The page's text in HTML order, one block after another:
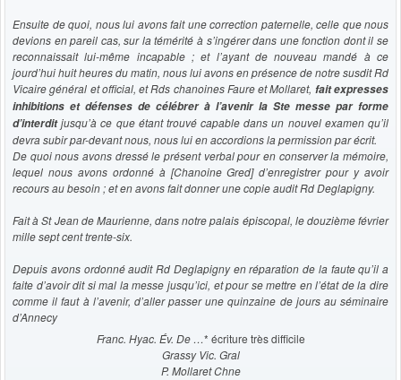
Ensuite de quoi, nous lui avons fait une correction paternelle, celle que nous
devions en pareil cas, sur la témérité à s’ingérer dans une fonction dont il se
reconnaissait lui-même incapable ; et l’ayant de nouveau mandé à ce
jourd’hui huit heures du matin, nous lui avons en présence de notre susdit Rd
Vicaire général et official, et Rds chanoines Faure et Mollaret, fait expresses
inhibitions et défenses de célébrer à l’avenir la Ste messe par forme
d’interditjusqu’à ce que étant trouvé capable dans un nouvel examen qu’il
devra subir par-devant nous, nous lui en accordions la permission par écrit.
De quoi nous avons dressé le présent verbal pour en conserver la mémoire,
lequel nous avons ordonné à [Chanoine Gred] d’enregistrer pour y avoir
recours au besoin ; et en avons fait donner une copie audit Rd Deglapigny.
Fait à St Jean de Maurienne, dans notre palais épiscopal, le douzième février
mille sept cent trente-six.
Depuis avons ordonné audit Rd Deglapigny en réparation de la faute qu’il a
faite d’avoir dit si mal la messe jusqu’ici, et pour se mettre en l’état de la dire
comme il faut à l’avenir, d’aller passer une quinzaine de jours au séminaire
d’Annecy
Franc. Hyac. Év. De …* écriture très difficile
Grassy Vic. Gral
P. Mollaret Chne